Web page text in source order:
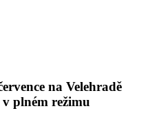
na Velehradě
plném režimu